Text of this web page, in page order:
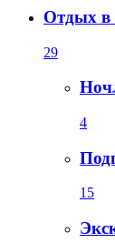
Отдых в
29
4
15